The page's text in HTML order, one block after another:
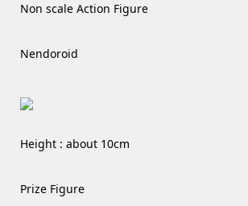
Non scale Action Figure
Nendoroid
Height : about 10cm
Prize Figure